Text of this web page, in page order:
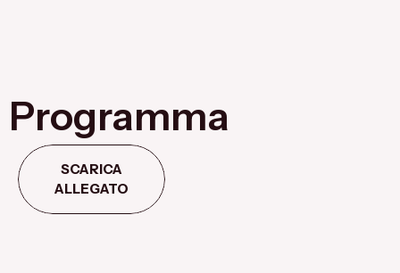
Programma
SCARICA
ALLEGATO